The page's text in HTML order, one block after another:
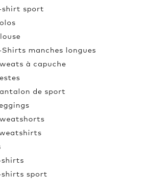
shirt sport
Shirts manches longues
à capuche
de sport
shirts
shirts sport